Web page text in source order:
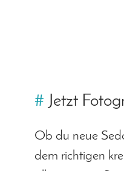
# Jetzt
Ob du neue
dem richtigen